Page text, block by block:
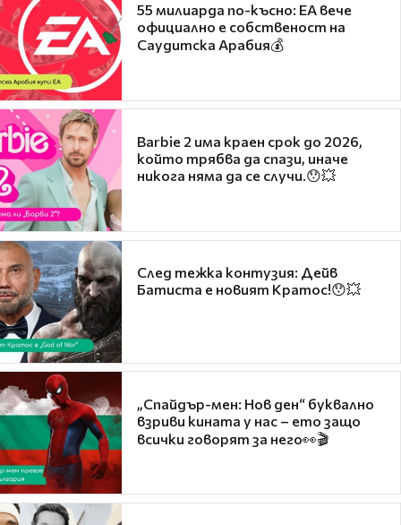
55 милиарда по-късно: EA вече
официално е собственост на
Саудитска Арабия💰
Barbie 2 има краен срок до 2026,
който трябва да спази, иначе
никога няма да се случи.😯💥
След тежка контузия: Дейв
Батиста е новият Кратос!😯💥
„Спайдър-мен: Нов ден“ буквално
взриви кината у нас – ето защо
всички говорят за него👀🎬